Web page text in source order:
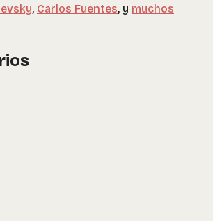
, Carlos Fuentes, y muchos